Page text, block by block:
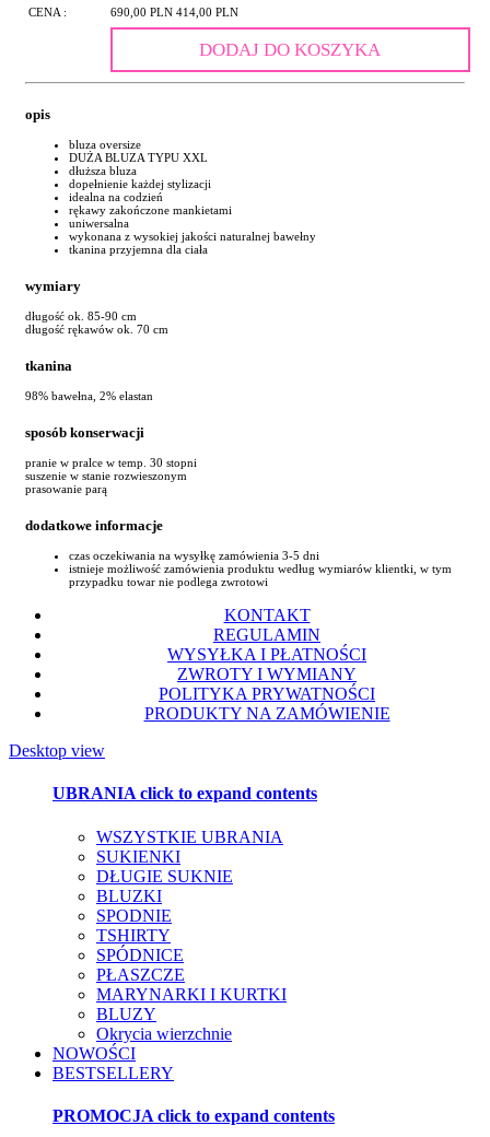
CENA : 690,00 PLN 414,00 PLN
DODAJ DO KOSZYKA
opis
bluza oversize
DUŻA BLUZA TYPU XXL
dłuższa bluza
dopełnienie każdej stylizacji
idealna na codzień
rękawy zakończone mankietami
uniwersalna
wykonana z wysokiej jakości naturalnej bawełny
tkanina przyjemna dla ciała
wymiary
długość ok. 85-90 cm
długość rękawów ok. 70 cm
tkanina
98% bawełna, 2% elastan
sposób konserwacji
pranie w pralce w temp. 30 stopni
suszenie w stanie rozwieszonym
prasowanie parą
dodatkowe informacje
czas oczekiwania na wysyłkę zamówienia 3-5 dni
istnieje możliwość zamówienia produktu według wymiarów klientki, w tym
przypadku towar nie podlega zwrotowi
KONTAKT
REGULAMIN
WYSYŁKA I PŁATNOŚCI
ZWROTY I WYMIANY
POLITYKA PRYWATNOŚCI
PRODUKTY NA ZAMÓWIENIE
Desktop view
UBRANIAclick to expand contents
WSZYSTKIE UBRANIA
SUKIENKI
DŁUGIE SUKNIE
BLUZKI
SPODNIE
TSHIRTY
SPÓDNICE
PŁASZCZE
MARYNARKI I KURTKI
BLUZY
Okrycia wierzchnie
NOWOŚCI
BESTSELLERY
PROMOCJA click to expand contents